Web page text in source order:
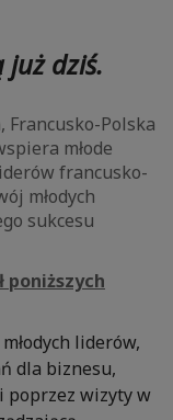
już dziś.
Francusko-Polska
młode
francusko-
młodych
sukcesu
poniższych
liderów,
dla biznesu,
poprzez wizyty w